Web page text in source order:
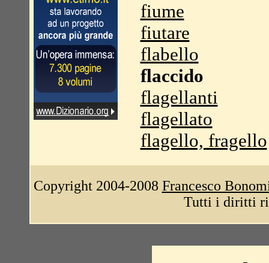
fiume
fiutare
flabello
flaccido
flagellanti
flagellato
flagello, fragello
Copyright 2004-2008 Francesco
Tutti i diritti